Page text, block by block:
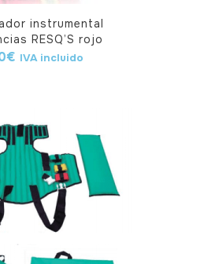
instrumental
RESQ’S rojo
€ IVA incluido